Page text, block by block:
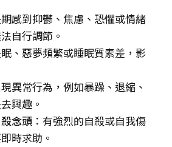
期感到抑鬱、焦慮、恐懼或情緒
自行調節。
眠、惡夢頻繁或睡眠質素差，影
現異常行為，例如暴躁、退縮、
興趣。
念頭 ：有強烈的自殺或自我傷
時求助。